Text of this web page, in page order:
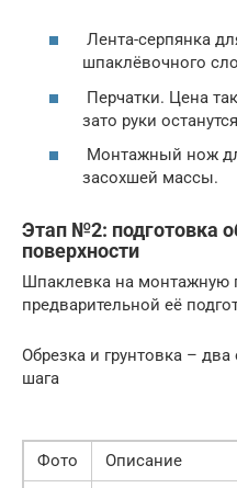
Лента-серпянка
шпаклёвочного
Перчатки. Цена
зато руки
Монтажный нож
засохшей массы.
Этап №2: подготовка
поверхности
Шпаклевка на монтажную
предварительной её
Обрезка и грунтовка –
шага
Фото
Описание